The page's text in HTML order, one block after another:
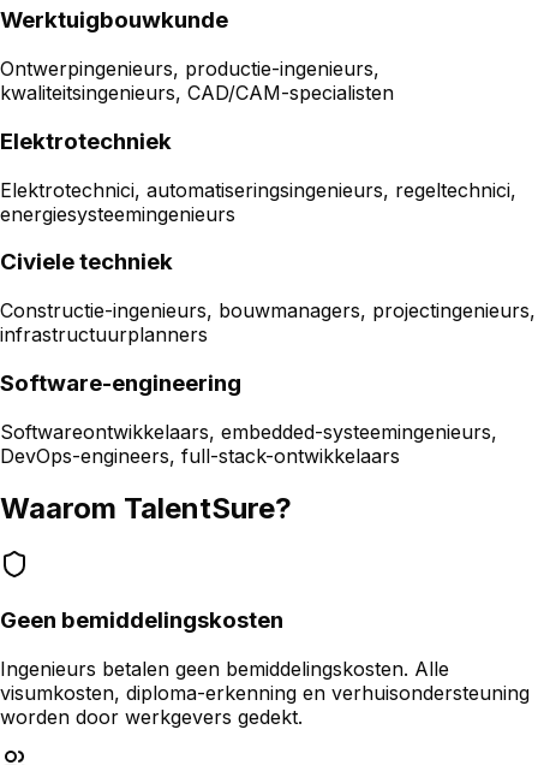
Werktuigbouwkunde
Ontwerpingenieurs, productie-ingenieurs,
kwaliteitsingenieurs, CAD/CAM-specialisten
Elektrotechniek
Elektrotechnici, automatiseringsingenieurs, regeltechnici,
energiesysteemingenieurs
Civiele techniek
Constructie-ingenieurs, bouwmanagers, projectingenieurs,
infrastructuurplanners
Software-engineering
Softwareontwikkelaars, embedded-systeemingenieurs,
DevOps-engineers, full-stack-ontwikkelaars
Waarom TalentSure?
Geen bemiddelingskosten
Ingenieurs betalen geen bemiddelingskosten. Alle
visumkosten, diploma-erkenning en verhuisondersteuning
worden door werkgevers gedekt.